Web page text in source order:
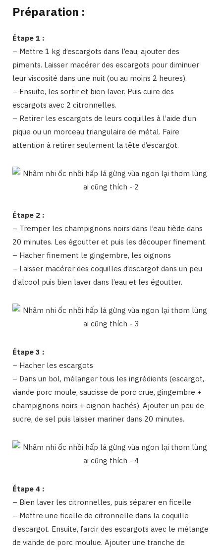
Préparation :
Étape 1 :
– Mettre 1 kg d’escargots dans l’eau, ajouter des
piments. Laisser macérer des escargots pour diminuer
leur viscosité dans une nuit (ou au moins 2 heures).
– Ensuite, les sortir et bien laver. Puis cuire des
escargots avec 2 citronnelles.
– Retirer les escargots de leurs coquilles à l’aide d’un
pique ou un morceau triangulaire de métal. Faire
attention à retirer seulement la tête d’escargot.
Étape 2 :
– Tremper les champignons noirs dans l’eau tiède dans
20 minutes. Les égoutter et puis les découper finement.
– Hacher finement le gingembre, les oignons
– Laisser macérer des coquilles d’escargot dans un peu
d’alcool puis bien laver dans l’eau et les égoutter.
Étape 3 :
– Hacher les escargots
– Dans un bol, mélanger tous les ingrédients (escargot,
viande porc moule, saucisse de porc crue, gingembre +
champignons noirs + oignon hachés). Ajouter un peu de
sucre, de sel puis laisser mariner dans 20 minutes.
Étape 4 :
– Bien laver les citronnelles, puis séparer en ficelle
– Mettre une ficelle de citronnelle dans la coquille
d’escargot. Ensuite, farcir des escargots avec le mélange
de viande de porc moulue. Ajouter une tranche de